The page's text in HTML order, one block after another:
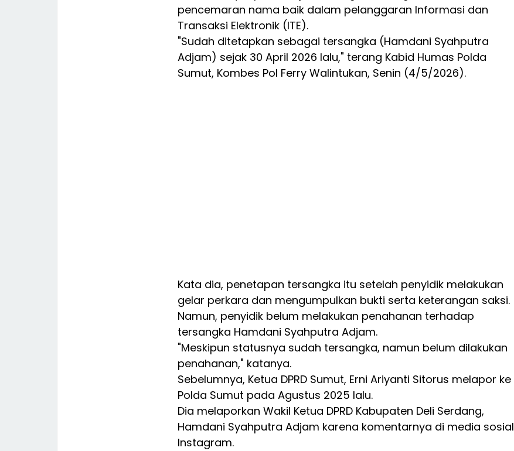
pencemaran nama baik dalam pelanggaran Informasi dan
Transaksi Elektronik (ITE).
"Sudah ditetapkan sebagai tersangka (Hamdani Syahputra
Adjam) sejak 30 April 2026 lalu," terang Kabid Humas Polda
Sumut, Kombes Pol Ferry Walintukan, Senin (4/5/2026).
Kata dia, penetapan tersangka itu setelah penyidik melakukan
gelar perkara dan mengumpulkan bukti serta keterangan saksi.
Namun, penyidik belum melakukan penahanan terhadap
tersangka Hamdani Syahputra Adjam.
"Meskipun statusnya sudah tersangka, namun belum dilakukan
penahanan," katanya.
Sebelumnya, Ketua DPRD Sumut, Erni Ariyanti Sitorus melapor ke
Polda Sumut pada Agustus 2025 lalu.
Dia melaporkan Wakil Ketua DPRD Kabupaten Deli Serdang,
Hamdani Syahputra Adjam karena komentarnya di media sosial
Instagram.